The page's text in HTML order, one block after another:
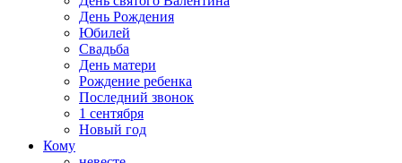
День Рождения
Юбилей
Свадьба
День матери
Рождение ребенка
Последний звонок
1 сентября
Новый год
Кому